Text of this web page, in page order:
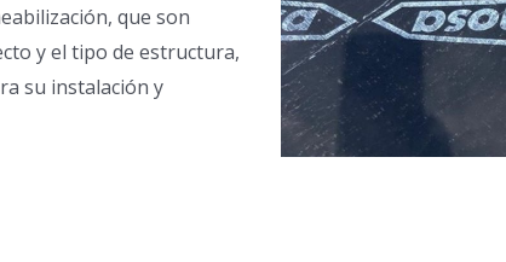
que son
y el tipo de estructura,
su instalación y